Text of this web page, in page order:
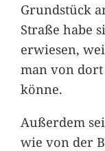
Grundstück
Straße habe
erwiesen,
man von
könne.
Außerdem
wie von der